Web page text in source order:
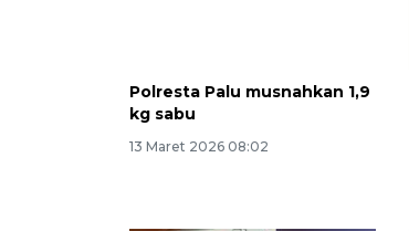
Polresta Palu musnahkan 1,9
kg sabu
13 Maret 2026 08:02